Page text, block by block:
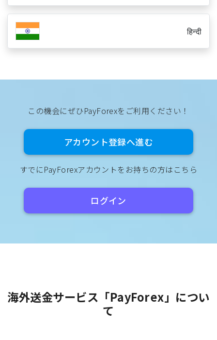
हिन्दी
この機会にぜひPayForexをご利用ください！
すでにPayForexアカウントをお持ちの方はこちら
アカウント登録へ進む
ログイン
海外送金サービス「PayForex」につい
て